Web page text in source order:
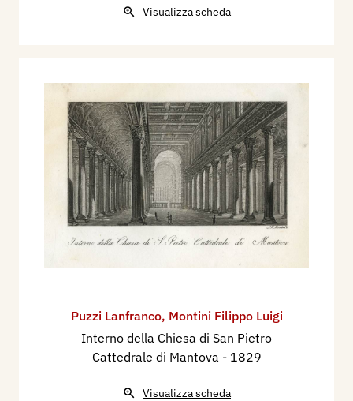
Visualizza scheda
Puzzi Lanfranco, Montini Filippo Luigi
Interno della Chiesa di San Pietro
Cattedrale di Mantova - 1829
Visualizza scheda